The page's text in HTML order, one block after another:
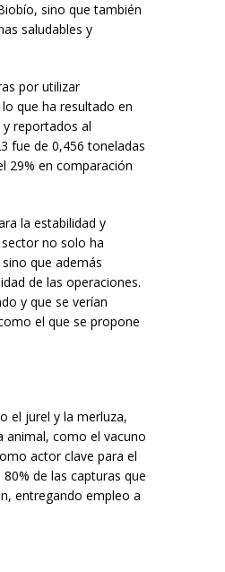
sino que también
saludables y
por utilizar
que ha resultado en
reportados al
fue de 0,456 toneladas
29% en comparación
la estabilidad y
no solo ha
que además
de las operaciones.
y que se verían
el que se propone
el jurel y la merluza,
animal, como el vacuno
actor clave para el
de las capturas que
entregando empleo a